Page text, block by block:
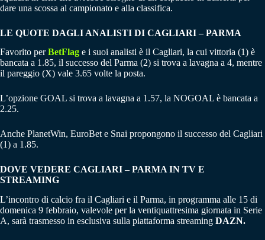
dare una scossa al campionato e alla classifica.
LE QUOTE DAGLI ANALISTI DI CAGLIARI – PARMA
Favorito perBetFlag e i suoi analisti è il Cagliari, la cui vittoria (1) è
bancata a 1.85, il successo del Parma (2) si trova a lavagna a 4, mentre
il pareggio (X) vale 3.65 volte la posta.
L’opzione GOAL si trova a lavagna a 1.57, la NOGOAL è bancata a
2.25.
Anche PlanetWin, EuroBet e Snai propongono il successo del Cagliari
(1) a 1.85.
DOVE VEDERE CAGLIARI – PARMA IN TV E
STREAMING
L’incontro di calcio fra il Cagliari e il Parma, in programma alle 15 di
domenica 9 febbraio, valevole per la ventiquattresima giornata in Serie
A, sarà trasmesso in esclusiva sulla piattaforma streaming DAZN.